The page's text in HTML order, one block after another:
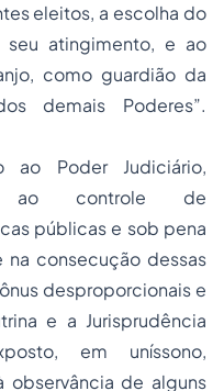
eleitos, a escolha do
seu atingimento, e ao
como guardião da
demais Poderes”.
ao Poder Judiciário,
ao controle de
públicas e sob pena
consecução dessas
desproporcionais e
e a Jurisprudência
em uníssono,
observância de alguns